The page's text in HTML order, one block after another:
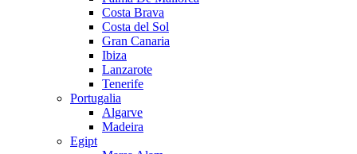
Costa Brava
Costa del Sol
Gran Canaria
Ibiza
Lanzarote
Tenerife
Portugalia
Algarve
Madeira
Egipt